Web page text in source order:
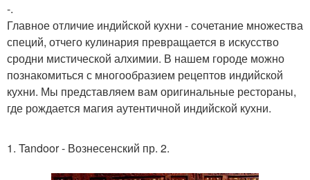
-.
Главное отличие индийской кухни - сочетание множества
специй, отчего кулинария превращается в искусство
сродни мистической алхимии. В нашем городе можно
познакомиться с многообразием рецептов индийской
кухни. Мы представляем вам оригинальные рестораны,
где рождается магия аутентичной индийской кухни.
1. Tandoor - Вознесенский пр. 2.